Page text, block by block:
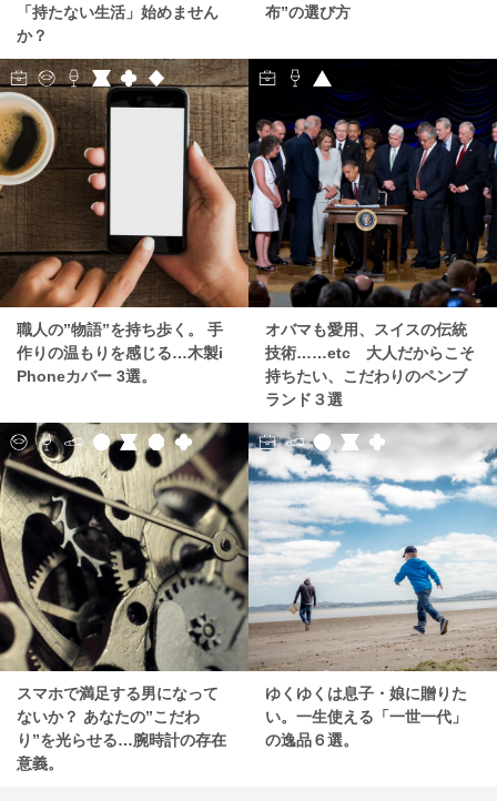
「持たない生活」始めません
か？
布”の選び方
職人の”物語”を持ち歩く。 手
作りの温もりを感じる…木製i
Phoneカバー 3選。
オバマも愛用、スイスの伝統
技術……etc 大人だからこそ
持ちたい、こだわりのペンブ
ランド３選
スマホで満足する男になって
ないか？ あなたの”こだわ
り”を光らせる…腕時計の存在
意義。
ゆくゆくは息子・娘に贈りた
い。一生使える「一世一代」
の逸品６選。